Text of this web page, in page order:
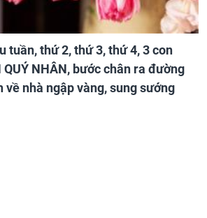
tuần, thứ 2, thứ 3, thứ 4, 3 con
QUÝ NHÂN, bước chân ra đường
về nhà ngập vàng, sung sướng